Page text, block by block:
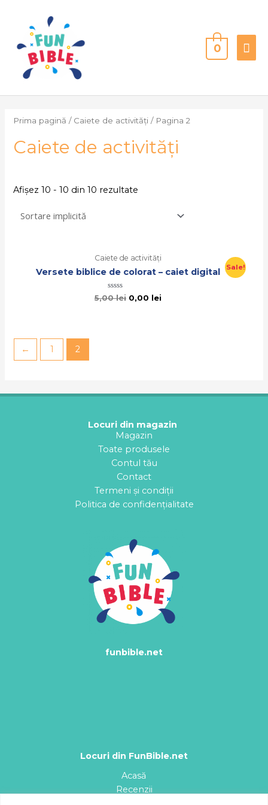
0
Prima pagină / Caiete de activități / Pagina 2
Caiete de activități
Afișez 10 - 10 din 10 rezultate
Sale!
Caiete de activități
Versete biblice de colorat – caiet digital
Evaluat
la
5,00lei 0,00 lei
← 1 2
Locuri din magazin
Magazin
Toate produsele
Contul tău
Contact
Termeni și condiții
Politica de confidențialitate
funbible.net
Locuri din FunBible.net
Acasă
Recenzii